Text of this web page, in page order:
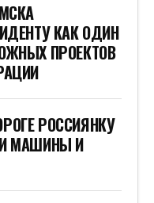
КАК ОДИН
ПРОЕКТОВ
РОССИЯНКУ
МАШИНЫ И